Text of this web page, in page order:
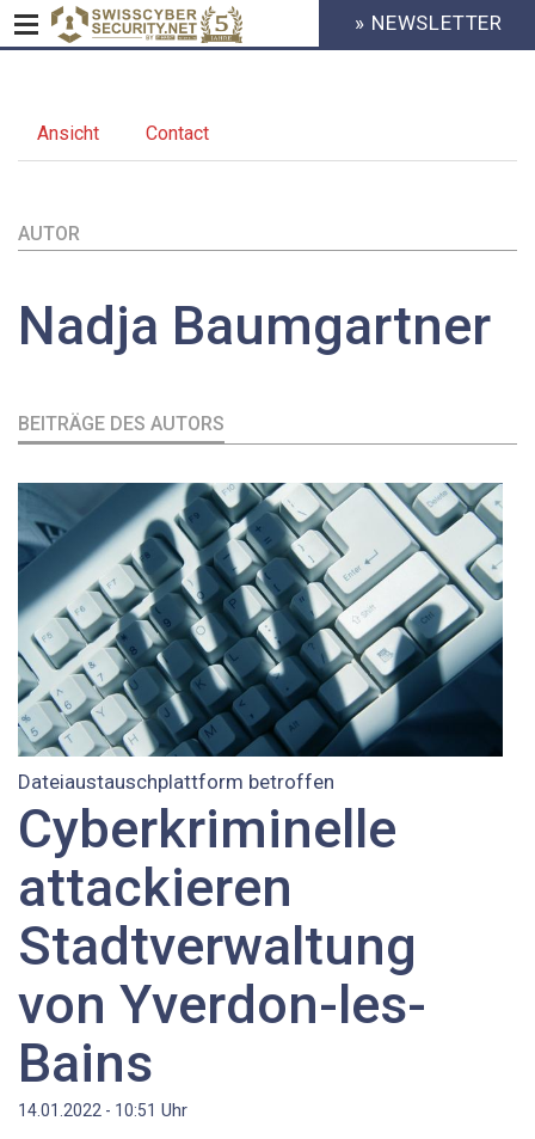
Inhalt
HEADER
MENU
» NEWSLETTER
Primary
Ansicht (aktiver
Reiter)
Contact
AUTOR
Nadja Baumgartner
BEITRÄGE DES AUTORS
Dateiaustauschplattform betroffen
Cyberkriminelle
attackieren
Stadtverwaltung
von Yverdon-les-
Bains
14.01.2022 - 10:51 Uhr